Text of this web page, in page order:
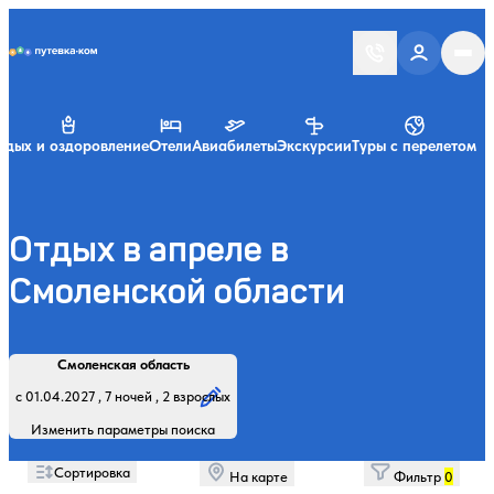
и оздоровлениеОтелиАвиабилетыЭкскурсииТуры с перелетом
Отдых в апреле в
Смоленской области
Смоленская область
с 01.04.2027 , 7 ночей , 2 взрослых
Изменить параметры поиска
Регион, курорт или название
Профиль лечения:
Отдыхающие:
Дата заезда:
Кол-во ночей:
Найти
Сортировка На карте Фильтр0